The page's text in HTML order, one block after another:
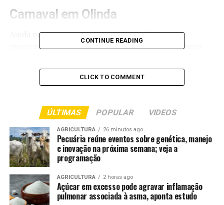
Carnaval em Olinda
Ainda na região metropolitana, emOlinda, o
encerramento das festividades no Palco Pernambuco
com diversidade de gêneros musicais, com muita cultura
popular, para os foliões que ocupam as ladeiras do
município. Sobem ao palcoNailson Vieira, às 18h30, e
Léo da Bodega, às 19h30. A grade também conta com a
energia doDevotos, às 20h30. Em seguida, a vibração
contagiante continua com aAcademia da Berlinda e a
Orquestra de Bolso. E às 23h30, a bandaCordel do
Fogo Encantadofinaliza a lista de atrações da
despedida do Carnaval.
Carnaval em Pesqueira
CONTINUE READING
CLICK TO COMMENT
ÚLTIMAS POPULAR VIDEOS
AGRICULTURA 26 minutos ago
Pecuária reúne eventos sobre genética, manejo
e inovação na próxima semana; veja a
programação
AGRICULTURA 2 horas ago
Açúcar em excesso pode agravar inflamação
pulmonar associada à asma, aponta estudo